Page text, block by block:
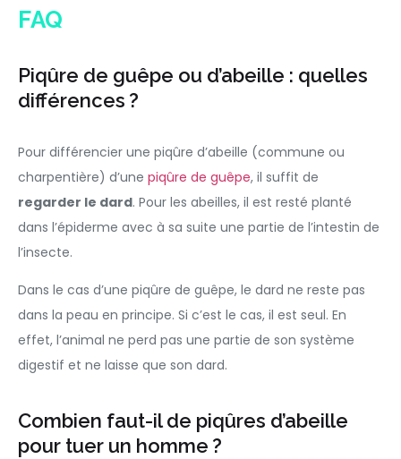
FAQ
Piqûre de guêpe ou d’abeille : quelles
différences ?
Pour différencier une piqûre d’abeille (commune ou
charpentière) d’une piqûre de guêpe, il suffit de
regarder le dard. Pour les abeilles, il est resté planté
dans l’épiderme avec à sa suite une partie de l’intestin de
l’insecte.
Dans le cas d’une piqûre de guêpe, le dard ne reste pas
dans la peau en principe. Si c’est le cas, il est seul. En
effet, l’animal ne perd pas une partie de son système
digestif et ne laisse que son dard.
Combien faut-il de piqûres d’abeille
pour tuer un homme ?